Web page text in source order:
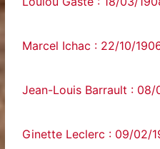
Marcel Ichac : 22/10/
Jean-Louis Barrault : 08/
Ginette Leclerc : 09/02/